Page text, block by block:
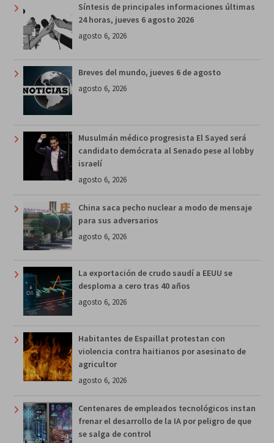
Síntesis de principales informaciones últimas
24 horas, jueves 6 agosto 2026
agosto 6, 2026
Breves del mundo, jueves 6 de agosto
agosto 6, 2026
Musulmán médico progresista El Sayed será
candidato demócrata al Senado pese al lobby
israelí
agosto 6, 2026
China saca pecho nuclear a modo de mensaje
para sus adversarios
agosto 6, 2026
La exportación de crudo saudí a EEUU se
desploma a cero tras 40 años
agosto 6, 2026
Habitantes de Espaillat protestan con
violencia contra haitianos por asesinato de
agricultor
agosto 6, 2026
Centenares de empleados tecnológicos instan
frenar el desarrollo de la IA por peligro de que
se salga de control